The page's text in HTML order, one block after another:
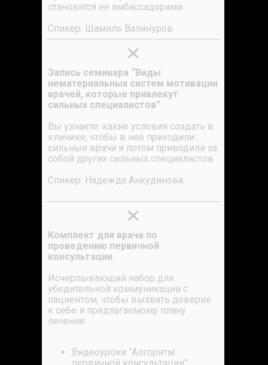
становятся ее амбассадорами
Спикер: Шамиль Валинуров
Запись семинара “Виды
нематериальных систем мотивации
врачей, которые привлекут
сильных специалистов”
Вы узнаете: какие условия создать в
клинике, чтобы в нее приходили
сильные врачи и потом приводили за
собой других сильных специалистов
Спикер: Надежда Анкудинова
Комплект для врача по
проведению первичной
консультации
Исчерпывающий набор для
убедительной коммуникации с
пациентом, чтобы вызвать доверие
к себе и предлагаемому плану
лечения
Видеоуроки “Алгоритм